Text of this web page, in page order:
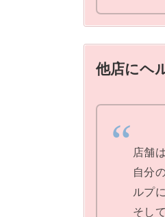
他店にヘ
店舗
自分
ルプ
そし